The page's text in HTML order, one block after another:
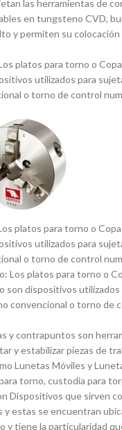
las herramientas de
en tungsteno CVD,
y permiten su
platos para torno o
utilizados para
o torno de control
platos para torno o
utilizados para
o torno de control
Los platos para torno o
son dispositivos utilizados
convencional o torno de
y contrapuntos son
y estabilizar piezas de
Lunetas Móviles y
torno, custodia para
Dispositivos que sirven
y estas se encuentran
y tiene la particularidad